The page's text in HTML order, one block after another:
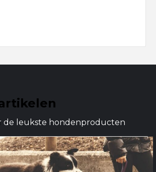
de leukste hondenproducten